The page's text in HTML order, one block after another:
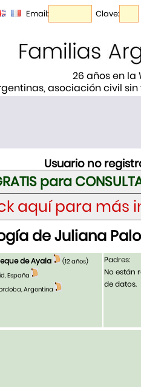
Email: Clave:
26 años en la
asociación civil
Usuario no
de Juliana
de Ayala
(12 años)
España
Argentina
Padres:
No están
de datos.